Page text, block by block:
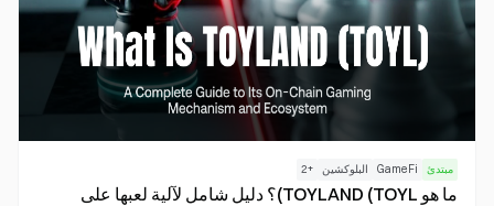
مبتدئ GameFi البلوكشين +
2
ما هو TOYLAND (TOYL)؟ دليل شامل لآلية لعبها على